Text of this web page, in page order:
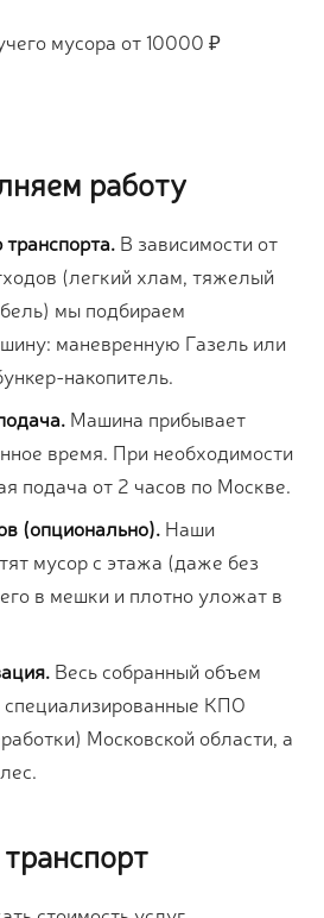
мусора от 10000 ₽
работу
В зависимости от
(легкий хлам, тяжелый
мы подбираем
маневренную Газель или
накопитель.
Машина прибывает
время. При необходимости
подача от 2 часов по Москве.
(опционально). Наши
мусор с этажа (даже без
в мешки и плотно уложат в
Весь собранный объем
специализированные КПО
Московской области, а